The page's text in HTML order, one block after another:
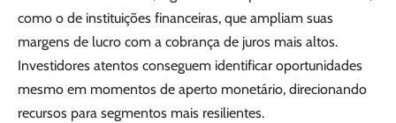
como o de instituições financeiras, que ampliam suas
margens de lucro com a cobrança de juros mais altos.
Investidores atentos conseguem identificar oportunidades
mesmo em momentos de aperto monetário, direcionando
recursos para segmentos mais resilientes.